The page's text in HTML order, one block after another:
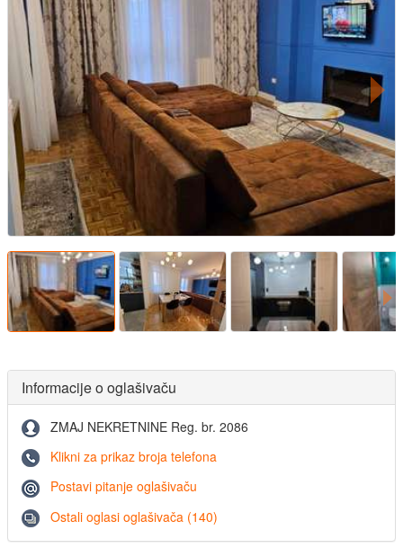
Informacije o oglašivaču
ZMAJ NEKRETNINE Reg. br. 2086
Klikni za prikaz broja telefona
Postavi pitanje oglašivaču
Ostali oglasi oglašivača (140)